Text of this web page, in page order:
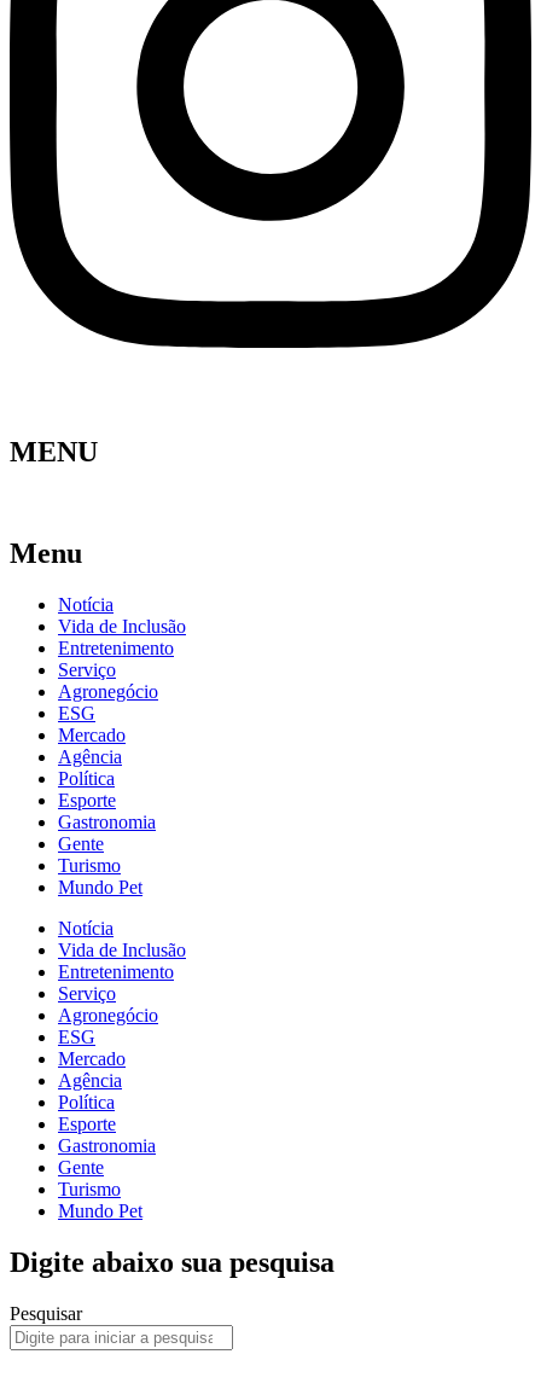
MENU
Menu
Notícia
Vida de Inclusão
Entretenimento
Serviço
Agronegócio
ESG
Mercado
Agência
Política
Esporte
Gastronomia
Gente
Turismo
Mundo Pet
Notícia
Vida de Inclusão
Entretenimento
Serviço
Agronegócio
ESG
Mercado
Agência
Política
Esporte
Gastronomia
Gente
Turismo
Mundo Pet
Digite abaixo sua pesquisa
Pesquisar